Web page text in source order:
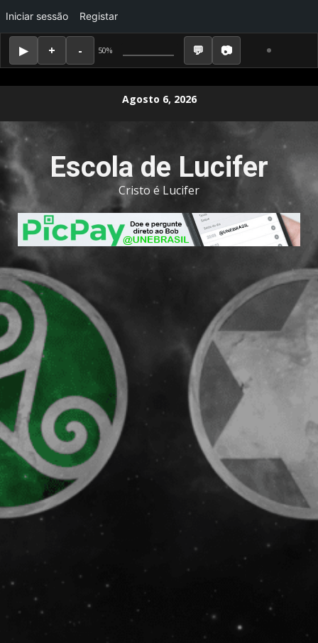
50%
Iniciar sessão Registar
Agosto 6, 2026
Escola de Lucifer
Cristo é Lucifer